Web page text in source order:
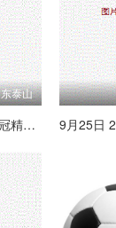
泰山
2024-11-06 亚冠精英联赛阶段 浦项铁人VS山东泰山